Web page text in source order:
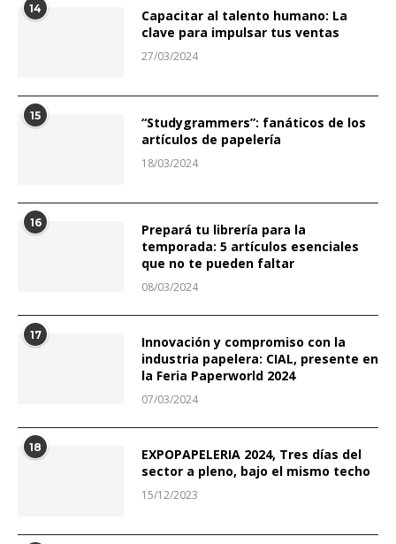
14
Capacitar al talento humano: La
clave para impulsar tus ventas
27/03/2024
15
“Studygrammers”: fanáticos de los
artículos de papelería
18/03/2024
16
Prepará tu librería para la
temporada: 5 artículos esenciales
que no te pueden faltar
08/03/2024
17
Innovación y compromiso con la
industria papelera: CIAL, presente en
la Feria Paperworld 2024
07/03/2024
18
EXPOPAPELERIA 2024, Tres días del
sector a pleno, bajo el mismo techo
15/12/2023